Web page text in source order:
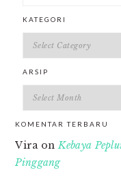
website
KATEGORI
Kategori
ARSIP
Arsip
KOMENTAR TERBARU
ViraonKebaya
Pinggang